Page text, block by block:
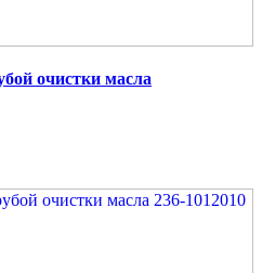
очистки масла